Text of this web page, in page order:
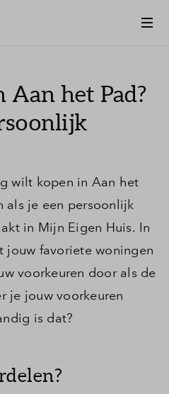
Aan het Pad?
wilt kopen in Aan het
als je een persoonlijk
in Mijn Eigen Huis. In
jouw favoriete woningen
voorkeuren door als de
je jouw voorkeuren
is dat?